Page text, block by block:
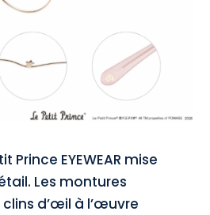
Prince EYEWEAR mise
Les montures
d’œil à l’œuvre